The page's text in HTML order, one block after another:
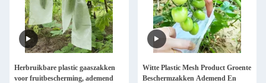
Herbruikbare plastic gaaszakken
voor fruitbescherming, ademend
Witte Plastic Mesh Product Groente
Beschermzakken Ademend En